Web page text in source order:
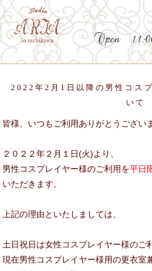
Open
2022年2月1日以降の男性コス
いて
皆様、いつもご利用ありがとうござい
２０２２年２月１日(火)より、
男性コスプレイヤー様のご利用を平日
いただきます。
上記の理由といたしましては、
土日祝日は女性コスプレイヤー様のご
現在男性コスプレイヤー様用の更衣室